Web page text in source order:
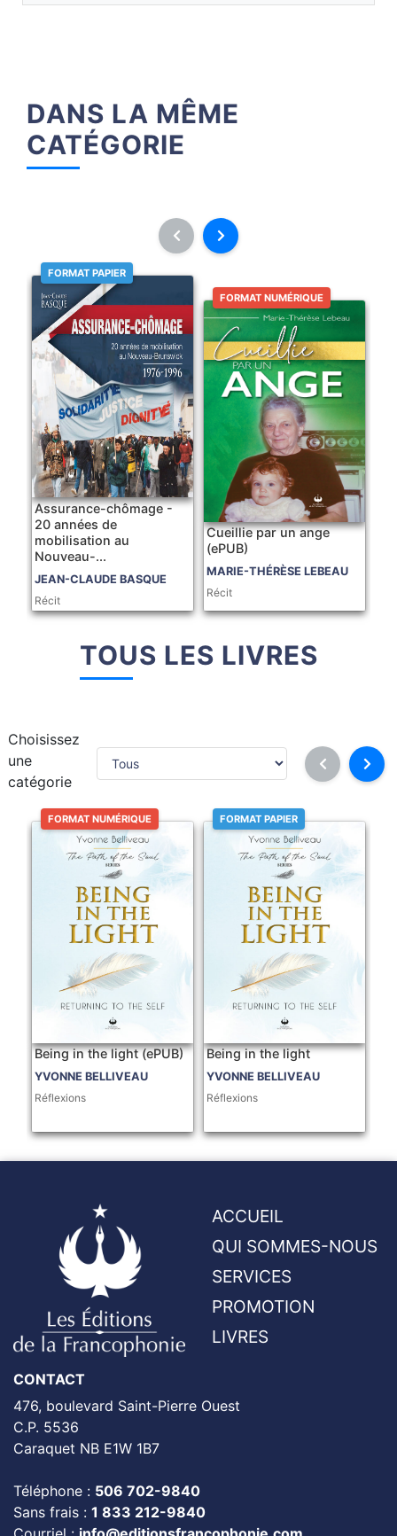
DANS LA MÊME
CATÉGORIE
FORMAT PAPIER
Assurance-chômage -
20 années de
mobilisation au
Nouveau-...
JEAN-CLAUDE BASQUE
Récit
FORMAT NUMÉRIQUE
Cueillie par un ange
(ePUB)
MARIE-THÉRÈSE LEBEAU
Récit
TOUS LES LIVRES
Choisissez
une
catégorie
FORMAT NUMÉRIQUE
Being in the light (ePUB)
YVONNE BELLIVEAU
Réflexions
FORMAT PAPIER
Being in the light
YVONNE BELLIVEAU
Réflexions
ACCUEIL
QUI SOMMES-NOUS
SERVICES
PROMOTION
LIVRES
CONTACT
476, boulevard Saint-Pierre Ouest
C.P. 5536
Caraquet NB E1W 1B7
Téléphone : 506 702-9840
Sans frais : 1 833 212-9840